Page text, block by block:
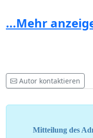
verwaiste Jungtiere
und völlig dehydriert,
Folgender
Unterzeichner
...Mehr
Autor kontaktieren
Mitteilung des